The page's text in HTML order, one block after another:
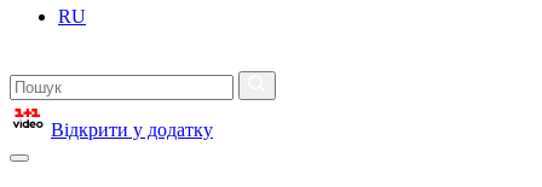
RU
Відкрити у додатку